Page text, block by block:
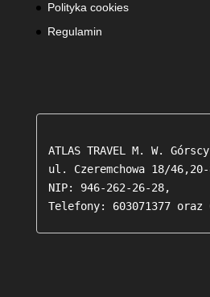
Polityka cookies
Regulamin
ATLAS TRAVEL M. W.
ul. Czeremchowa 18/
NIP: 946-262-26-28,
Telefony: 603071377 oraz